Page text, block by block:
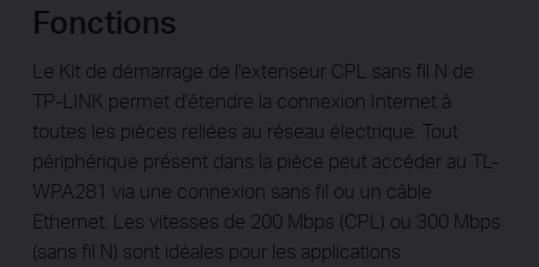
Fonctions
Le Kit de démarrage de l'extenseur CPL sans fil N de
TP-LINK permet d'étendre la connexion Internet à
toutes les pièces reliées au réseau électrique. Tout
périphérique présent dans la pièce peut accéder au TL-
WPA281 via une connexion sans fil ou un câble
Ethernet. Les vitesses de 200 Mbps (CPL) ou 300 Mbps
(sans fil N) sont idéales pour les applications